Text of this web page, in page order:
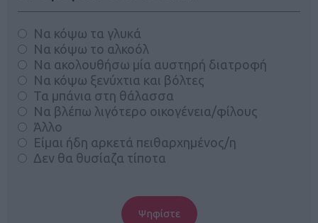
Να κόψω τα γλυκά
Να κόψω το αλκοόλ
Να ακολουθήσω μία αυστηρή διατροφή
Να κόψω ξενύχτια και βόλτες
Τα μπάνια στη θάλασσα
Να βλέπω λιγότερο οικογένεια/φίλους
Άλλο
Είμαι ήδη αρκετά πειθαρχημένος/η
Δεν θα θυσίαζα τίποτα